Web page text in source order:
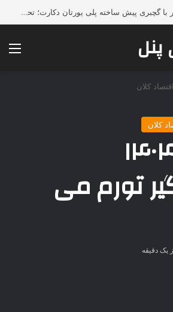
چرا محصولات جوشکاری ESAB همچنان انتخاب اول صنایع بزرگ هستند؟
پنل
كلان
كلان
۱۴۰۴
تورم می‌
یک دقیقه